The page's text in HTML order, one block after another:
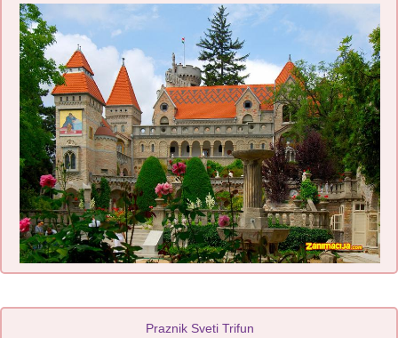
Praznik Sveti Trifun